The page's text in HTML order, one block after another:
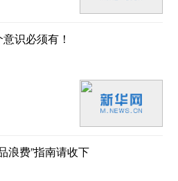
识必须有！
浪费”指南请收下